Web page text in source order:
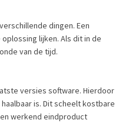
dingen. Een
lijken. Als dit in de
van de tijd.
versies software. Hierdoor
is. Dit scheelt kostbare
werkend eindproduct